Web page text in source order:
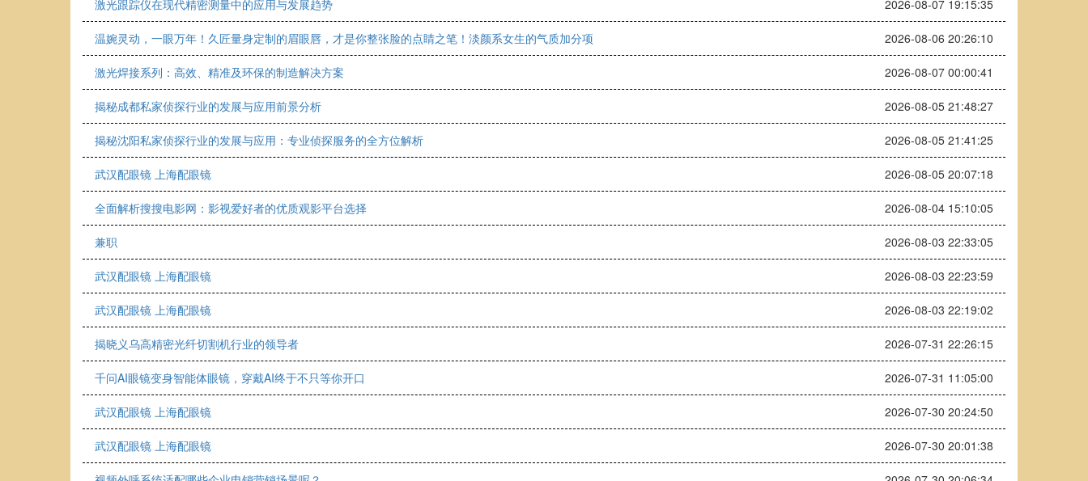
激光跟踪仪在现代精密测量中的应用与发展趋势 2026-08-07 19:15:35
温婉灵动，一眼万年！久匠量身定制的眉眼唇，才是你整张脸的点睛之笔！淡颜系女生的气质加分项 2026-08-06 20:26:10
激光焊接系列：高效、精准及环保的制造解决方案 2026-08-07 00:00:41
揭秘成都私家侦探行业的发展与应用前景分析 2026-08-05 21:48:27
揭秘沈阳私家侦探行业的发展与应用：专业侦探服务的全方位解析 2026-08-05 21:41:25
武汉配眼镜 上海配眼镜 2026-08-05 20:07:18
全面解析搜搜电影网：影视爱好者的优质观影平台选择 2026-08-04 15:10:05
兼职 2026-08-03 22:33:05
武汉配眼镜 上海配眼镜 2026-08-03 22:23:59
武汉配眼镜 上海配眼镜 2026-08-03 22:19:02
揭晓义乌高精密光纤切割机行业的领导者 2026-07-31 22:26:15
千问AI眼镜变身智能体眼镜，穿戴AI终于不只等你开口 2026-07-31 11:05:00
武汉配眼镜 上海配眼镜 2026-07-30 20:24:50
武汉配眼镜 上海配眼镜 2026-07-30 20:01:38